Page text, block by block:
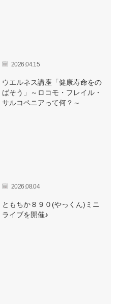
2026.04.15
ウエルネス講座「健康寿命をの
ばそう」～ロコモ・フレイル・
サルコペニアって何？～
2026.08.04
ともちか８９０(やっくん)ミニ
ライブを開催♪